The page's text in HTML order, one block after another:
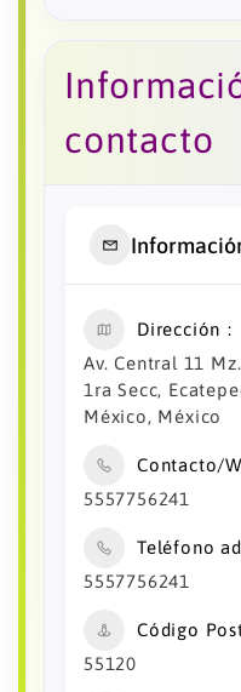
contacto
Dirección
Av. Central 11
1ra Secc,
México, México
Contacto/
5557756241
Teléfono
5557756241
Código
55120